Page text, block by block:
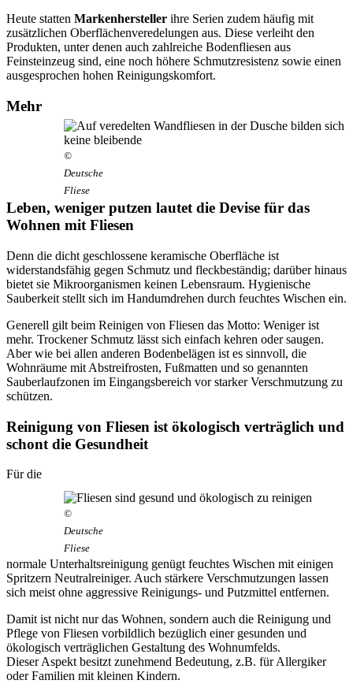
Heute statten Markenhersteller ihre Serien zudem häufig mit
zusätzlichen Oberflächenveredelungen aus. Diese verleiht den
Produkten, unter denen auch zahlreiche Bodenfliesen aus
Feinsteinzeug sind, eine noch höhere Schmutzresistenz sowie einen
ausgesprochen hohen Reinigungskomfort.
©
Deutsche
Fliese
Mehr
Leben, weniger putzen lautet die Devise für das
Wohnen mit Fliesen
Denn die dicht geschlossene keramische Oberfläche ist
widerstandsfähig gegen Schmutz und fleckbeständig; darüber hinaus
bietet sie Mikroorganismen keinen Lebensraum. Hygienische
Sauberkeit stellt sich im Handumdrehen durch feuchtes Wischen ein.
Generell gilt beim Reinigen von Fliesen das Motto: Weniger ist
mehr. Trockener Schmutz lässt sich einfach kehren oder saugen.
Aber wie bei allen anderen Bodenbelägen ist es sinnvoll, die
Wohnräume mit Abstreifrosten, Fußmatten und so genannten
Sauberlaufzonen im Eingangsbereich vor starker Verschmutzung zu
schützen.
Reinigung von Fliesen ist ökologisch verträglich und
schont die Gesundheit
©
Deutsche
Fliese
Für die
normale Unterhaltsreinigung genügt feuchtes Wischen mit einigen
Spritzern Neutralreiniger. Auch stärkere Verschmutzungen lassen
sich meist ohne aggressive Reinigungs- und Putzmittel entfernen.
Damit ist nicht nur das Wohnen, sondern auch die Reinigung und
Pflege von Fliesen vorbildlich bezüglich einer gesunden und
ökologisch verträglichen Gestaltung des Wohnumfelds.
Dieser Aspekt besitzt zunehmend Bedeutung, z.B. für Allergiker
oder Familien mit kleinen Kindern.